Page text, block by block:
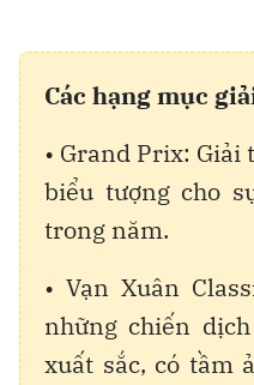
Các hạng mục
• Grand Prix: Giải
biểu tượng cho
trong năm.
• Vạn Xuân
những chiến
xuất sắc, có tầm